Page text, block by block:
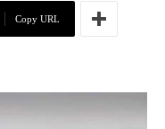
Copy URL